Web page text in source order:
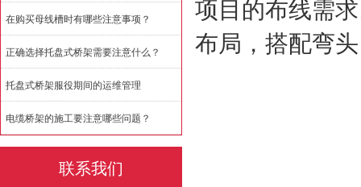
在购买母线槽时有哪些注意事项？
正确选择托盘式桥架需要注意什么？
托盘式桥架服役期间的运维管理
电缆桥架的施工要注意哪些问题？
联系我们
项目的布线需
布局，搭配弯